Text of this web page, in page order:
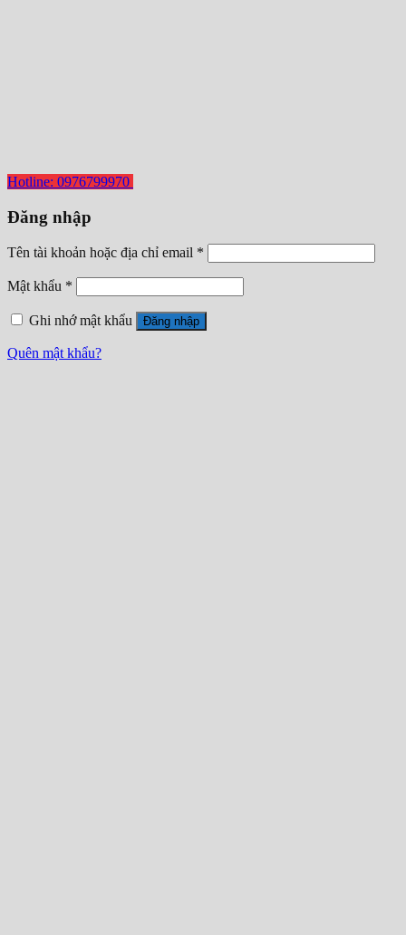
Hotline: 0976799970
Đăng nhập
Tên tài khoản hoặc địa chỉ email *
Mật khẩu *
Ghi nhớ mật khẩu Đăng nhập
Quên mật khẩu?